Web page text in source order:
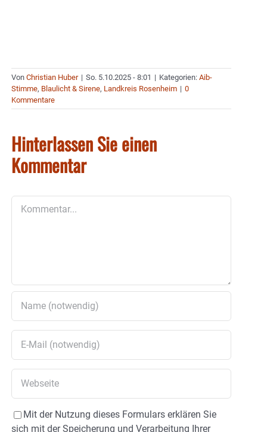
Von Christian Huber | So. 5.10.2025 - 8:01 | Kategorien: Aib-
Stimme, Blaulicht & Sirene, Landkreis Rosenheim | 0
Kommentare
Hinterlassen Sie einen
Kommentar
Mit der Nutzung dieses Formulars erklären Sie
sich mit der Speicherung und Verarbeitung Ihrer